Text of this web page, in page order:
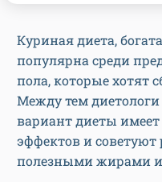
Куриная диета,
популярна среди
пола, которые хотят
Между тем диетологи
вариант диеты
эффектов и советуют
полезными жирами и